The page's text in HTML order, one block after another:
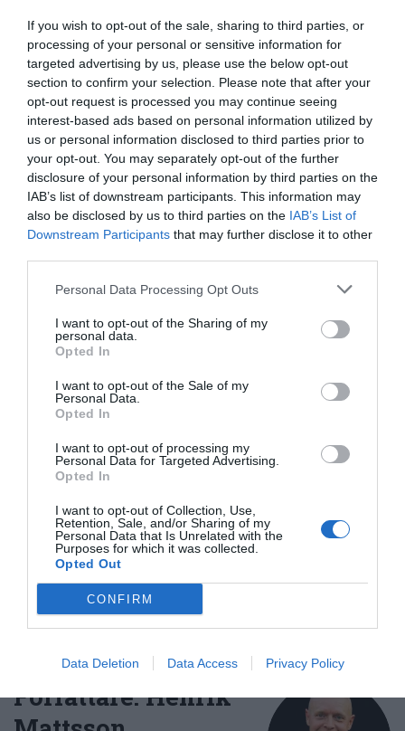
If you wish to opt-out of the sale, sharing to third parties, or
processing of your personal or sensitive information for
targeted advertising by us, please use the below opt-out
section to confirm your selection. Please note that after your
opt-out request is processed you may continue seeing
interest-based ads based on personal information utilized by
us or personal information disclosed to third parties prior to
your opt-out. You may separately opt-out of the further
disclosure of your personal information by third parties on the
IAB’s list of downstream participants. This information may
also be disclosed by us to third parties on the IAB’s List of
Downstream Participants that may further disclose it to other
Personal Data Processing Opt Outs
I want to opt-out of the Sharing of my
personal data.
Opted In
I want to opt-out of the Sale of my
Personal Data.
Opted In
I want to opt-out of processing my
Personal Data for Targeted Advertising.
Opted In
I want to opt-out of Collection, Use,
Retention, Sale, and/or Sharing of my
Personal Data that Is Unrelated with the
Purposes for which it was collected.
Opted Out
CONFIRM
Data Deletion Data Access Privacy Policy
Kakor och bakverk
Vetemjöl
Valnötter Choklad
Vardag
Buffé
E-mail Skriv ut
Medel:4.2(51röster)
Publicerat:2020-10-16,Uppdaterat:2023-09-07
Författare:Henrik